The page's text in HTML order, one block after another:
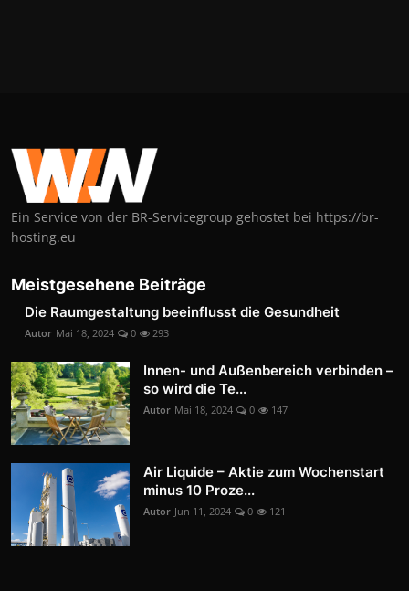
Ein Service von der BR-Servicegroup gehostet bei https://br-
hosting.eu
Meistgesehene Beiträge
Die Raumgestaltung beeinflusst die Gesundheit
Autor Mai 18, 2024 0 293
Innen- und Außenbereich verbinden –
so wird die Te...
Autor Mai 18, 2024 0 147
Air Liquide – Aktie zum Wochenstart
minus 10 Proze...
Autor Jun 11, 2024 0 121